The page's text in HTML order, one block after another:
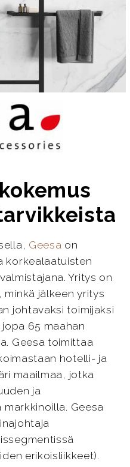
Geesa on
korkealaatuisten
Yritys on
jälkeen yritys
johtavaksi toimijaksi
65 maahan
Geesa toimittaa
hotelli- ja
maailmaa, jotka
ja
Geesa
erikoisliikkeet).